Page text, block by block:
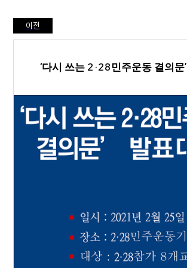
이전
‘다시 쓰는 2·28 민주운동 결의문’